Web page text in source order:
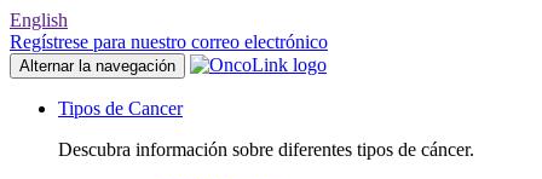
English
Regístrese para nuestro correo electrónico
Alternar la navegación
Tipos de Cancer
Descubra información sobre diferentes tipos de cáncer.